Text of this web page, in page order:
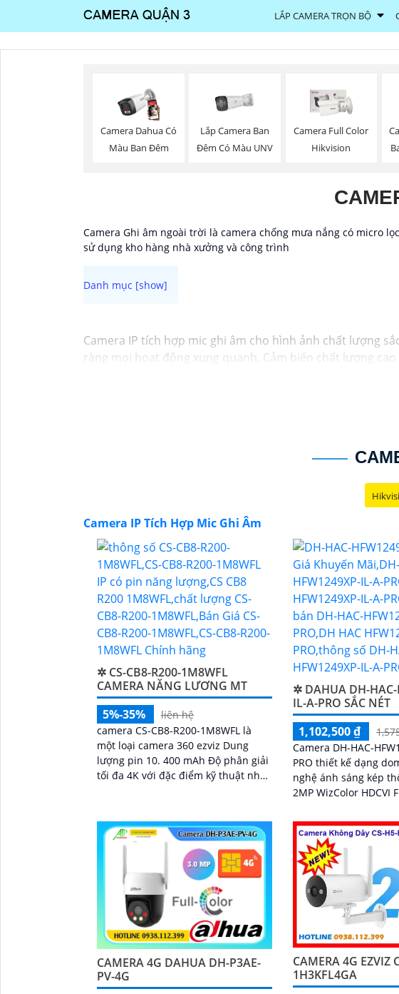
LẮP CAMERA TRỌN BỘ
Camera Dahua Có
Màu Ban Đêm
Lắp Camera Ban
Đêm Có Màu UNV
Camera Full Color
Hikvision
Camera Ghi âm ngoài trời là camera chống mưa nắng có micro
sử dụng kho hàng nhà xưởng và công trình
Camera IP tích hợp mic ghi âm cho hình ảnh chất lượng
ràng mọi hoạt động xung quanh. Cảm biến chất lượng
cường tính hiệu quả trong việc bảo vệ và giám sát tài
Camera IP Tích Hợp Mic Ghi Âm
✲ CS-CB8-R200-1M8WFL
CAMERA NĂNG LƯƠNG MT
5%-35%
liên hệ
camera CS-CB8-R200-1M8WFL là
một loại camera 360 ezviz Dung
lượng pin 10. 400 mAh Độ phân giải
tối đa 4K với đặc điểm kỹ thuật như
nối Wifi IP góc quay rộng với ống
kính 3
✲ DAHUA DH-
IL-A-PRO SẮC NÉT
1,102,500 ₫
Camera DH-HAC-
PRO thiết kế dạng
nghệ ánh sáng kép
2MP WizColor HDCVI
chống ngược sáng
ngoại 50m công
giám sát ban đêm tốt. Phù hợp lắp
ngoài trời kho hàng
CAMERA 4G DAHUA DH-P3AE-
PV-4G
CAMERA 4G EZVIZ
1H3KFL4GA